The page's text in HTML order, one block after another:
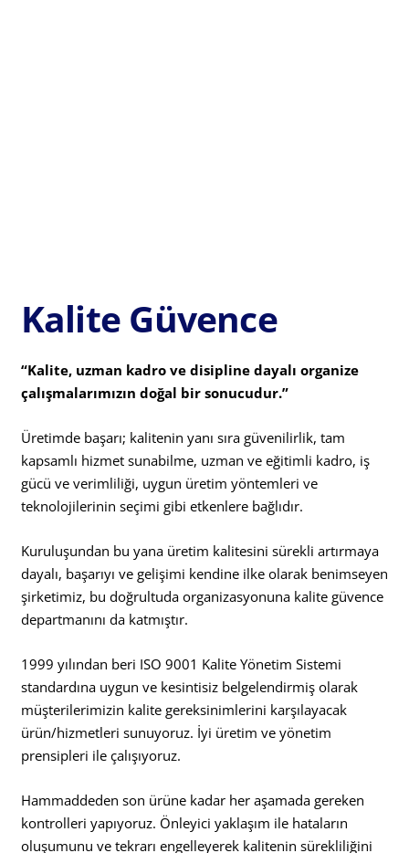
Kalite Güvence
“Kalite, uzman kadro ve disipline dayalı organize
çalışmalarımızın doğal bir sonucudur.”
Üretimde başarı; kalitenin yanı sıra güvenilirlik, tam
kapsamlı hizmet sunabilme, uzman ve eğitimli kadro, iş
gücü ve verimliliği, uygun üretim yöntemleri ve
teknolojilerinin seçimi gibi etkenlere bağlıdır.
Kuruluşundan bu yana üretim kalitesini sürekli artırmaya
dayalı, başarıyı ve gelişimi kendine ilke olarak benimseyen
şirketimiz, bu doğrultuda organizasyonuna kalite güvence
departmanını da katmıştır.
1999 yılından beri ISO 9001 Kalite Yönetim Sistemi
standardına uygun ve kesintisiz belgelendirmiş olarak
müşterilerimizin kalite gereksinimlerini karşılayacak
ürün/hizmetleri sunuyoruz. İyi üretim ve yönetim
prensipleri ile çalışıyoruz.
Hammaddeden son ürüne kadar her aşamada gereken
kontrolleri yapıyoruz. Önleyici yaklaşım ile hataların
oluşumunu ve tekrarı engelleyerek kalitenin sürekliliğini